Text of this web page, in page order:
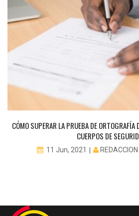
CÓMO SUPERAR LA PRUEBA DE ORTOGRAFÍA
CUERPOS DE
11 Jun, 2021